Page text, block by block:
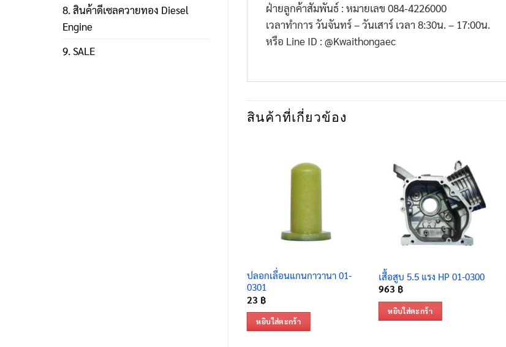
8. สินค้าดีเซลควายทอง Diesel
Engine
9. SALE
ฝ่ายลูกค้าสัมพันธ์ : หมายเลข 084-4226000
เวลาทำการ วันจันทร์ – วันเสาร์ เวลา 8:30น. – 17:00น.
หรือ Line ID : @Kwaithongaec
สินค้าที่เกี่ยวข้อง
ปลอกเลื่อนแกนกาวานา 01-
0301
23 ฿
หยิบใส่ตะกร้า
เสื้อสูบ 5.5 แรง HP 01-0300
963 ฿
หยิบใส่ตะกร้า